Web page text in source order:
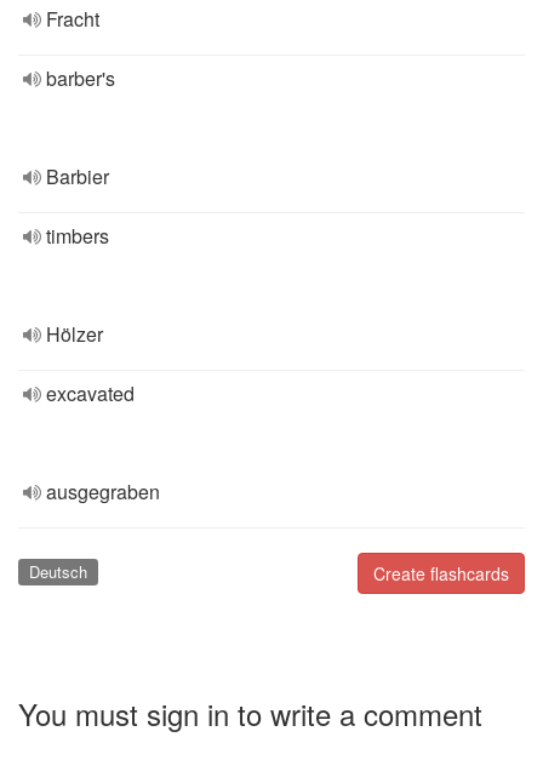
Fracht
barber's
Barbier
timbers
Hölzer
excavated
ausgegraben
Create flashcards
Deutsch
You must sign in to write a comment